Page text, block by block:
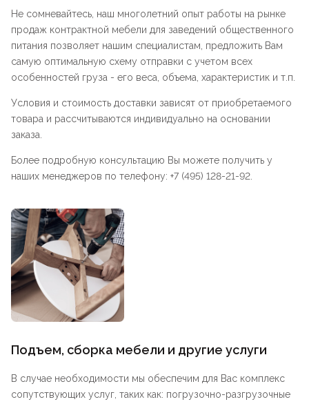
Не сомневайтесь, наш многолетний опыт работы на рынке
продаж контрактной мебели для заведений общественного
питания позволяет нашим специалистам, предложить Вам
самую оптимальную схему отправки с учетом всех
особенностей груза - его веса, объема, характеристик и т.п.
Условия и стоимость доставки зависят от приобретаемого
товара и рассчитываются индивидуально на основании
заказа.
Более подробную консультацию Вы можете получить у
наших менеджеров по телефону: +7 (495) 128-21-92.
Подъем, сборка мебели и другие услуги
В случае необходимости мы обеспечим для Вас комплекс
сопутствующих услуг, таких как: погрузочно-разгрузочные